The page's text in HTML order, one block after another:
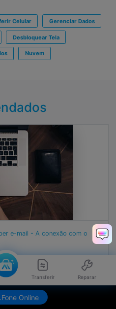
Transferir Reparar
Online
Celular Gerenciar Dados
Desbloquear Tela
Nuvem
e-mail - A conexão com o